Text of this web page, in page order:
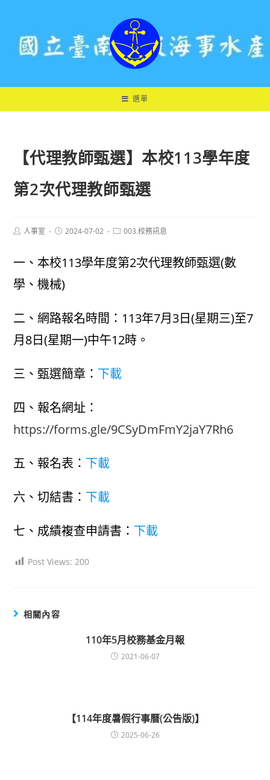
選單
【代理教師甄選】本校113學年度
第2次代理教師甄選
Post人事室
Post2024-07-02
Post003.校務訊息
一、本校113學年度第2次代理教師甄選(數
學、機械)
二、網路報名時間：113年7月3日(星期三)至7
月8日(星期一)中午12時。
三、甄選簡章： 下載
四、報名網址：
https://forms.gle/9CSyDmFmY2jaY7Rh6
五、報名表： 下載
六、切結書： 下載
七、成績複查申請書： 下載
Post Views: 200
相關內容
110年5月校務基金月報
2021-06-07
【114年度暑假行事曆(公告版)】
2025-06-26